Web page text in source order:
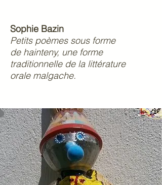
Sophie Bazin
Petits poèmes sous forme
de hainteny, une forme
traditionnelle de la littérature
orale malgache.